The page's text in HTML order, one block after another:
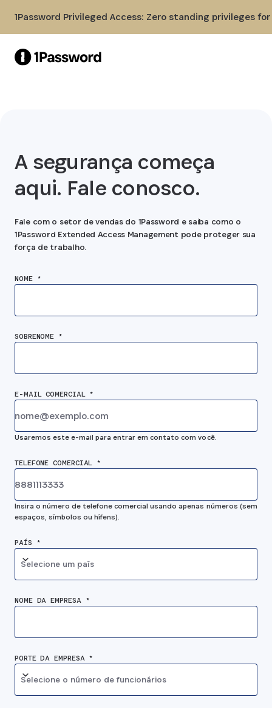
1Password Privileged Access: Zero standing privileges
A segurança começa
aqui. Fale conosco.
Fale com o setor de vendas do 1Password e saiba como o
1Password Extended Access Management pode proteger sua
força de trabalho.
NOME *
SOBRENOME *
E-MAIL COMERCIAL *
Usaremos este e-mail para entrar em contato com você.
TELEFONE COMERCIAL *
Insira o número de telefone comercial usando apenas números (sem
espaços, símbolos ou hífens).
PAÍS *
Selecione um país
NOME DA EMPRESA *
PORTE DA EMPRESA *
Selecione o número de funcionários